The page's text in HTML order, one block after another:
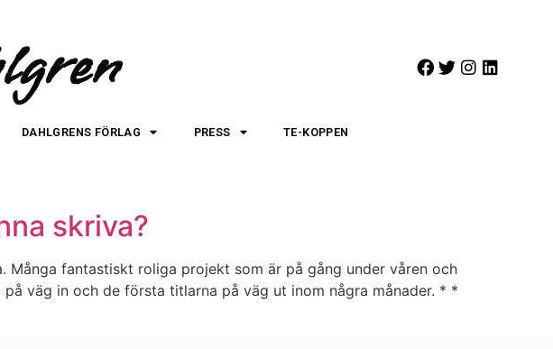
DAHLGRENS FÖRLAG PRESS TE-KOPPEN
skriva?
Många fantastiskt roliga projekt som är på gång under våren och
väg in och de första titlarna på väg ut inom några månader. * *